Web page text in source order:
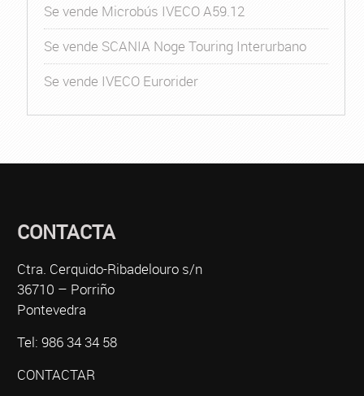
Se vende Microbús IVECO A59.12
Se vende SCANIA Noge Touring Interurbano
Se vende IVECO Eurorider
CONTACTA
Ctra. Cerquido-Ribadelouro s/n
36710 – Porriño
Pontevedra
Tel: 986 34 34 58
CONTACTAR